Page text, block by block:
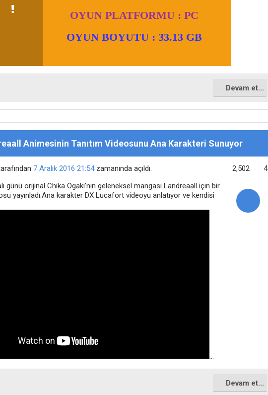
OYUN PLATFORMU : PC
OYUN BOYUTU : 33.13 GB
Devam et...
Animesinin Tanıtım Videosunu Ana Karakteri Sunuyor
4
2,502
7 Aralık 2016 21:54zamanında açıldı.
günü orijinal Chika Ogaki'nin geleneksel mangası Landreaall için bir
yayınladı.Ana karakter DX Lucafort videoyu anlatıyor ve kendisi
...​
Devam et...